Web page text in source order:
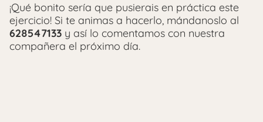
¡Qué bonito sería que pusierais en práctica este
ejercicio! Si te animas a hacerlo, mándanoslo al
628547133 y así lo comentamos con nuestra
compañera el próximo día.